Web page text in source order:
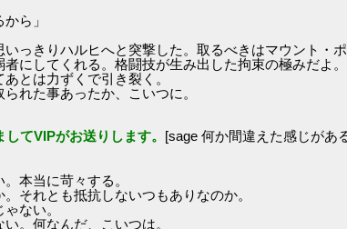
ら」
っきりハルヒへと突撃した。取るべきはマウント・ポ
にしてくれる。格闘技が生み出した拘束の極みだよ
とは力ずくで引き裂く。
れた事あったか、こいつに。
てVIPがお送りします。 [sage 何か間違えた感じがあ
本当に苛々する。
それとも抵抗しないつもありなのか。
ない。
。何なんだ、こいつは。